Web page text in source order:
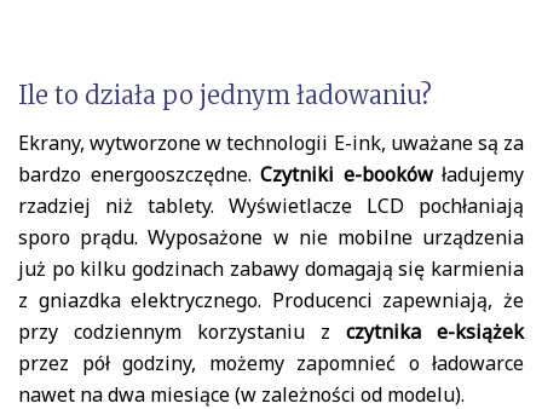
Ile to działa po jednym ładowaniu?
Ekrany, wytworzone w technologii E-ink, uważane są za
bardzo energooszczędne. Czytniki e-bookówładujemy
rzadziej niż tablety. Wyświetlacze LCD pochłaniają
sporo prądu. Wyposażone w nie mobilne urządzenia
już po kilku godzinach zabawy domagają się karmienia
z gniazdka elektrycznego. Producenci zapewniają, że
przy codziennym korzystaniu z czytnika e-książek
przez pół godziny, możemy zapomnieć o ładowarce
nawet na dwa miesiące (w zależności od modelu).